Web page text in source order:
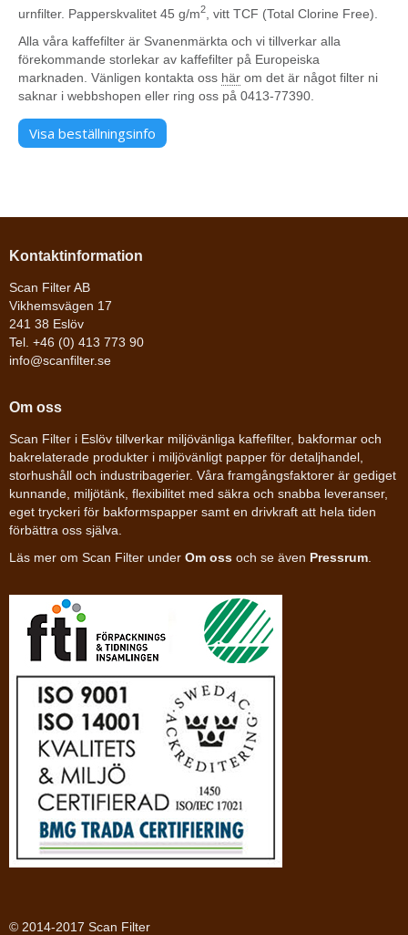
urnfilter. Papperskvalitet 45 g/m2, vitt TCF (Total Clorine Free).
Alla våra kaffefilter är Svanenmärkta och vi tillverkar alla
förekommande storlekar av kaffefilter på Europeiska
marknaden. Vänligen kontakta oss här om det är något filter ni
saknar i webbshopen eller ring oss på 0413-77390.
Visa beställningsinfo
Kontaktinformation
Scan Filter AB
Vikhemsvägen 17
241 38 Eslöv
Tel. +46 (0) 413 773 90
info@scanfilter.se
Om oss
Scan Filter i Eslöv tillverkar miljövänliga kaffefilter, bakformar och
bakrelaterade produkter i miljövänligt papper för detaljhandel,
storhushåll och industribagerier. Våra framgångsfaktorer är gediget
kunnande, miljötänk, flexibilitet med säkra och snabba leveranser,
eget tryckeri för bakformspapper samt en drivkraft att hela tiden
förbättra oss själva.
Läs mer om Scan Filter under Om oss och se även Pressrum.
© 2014-2017 Scan Filter